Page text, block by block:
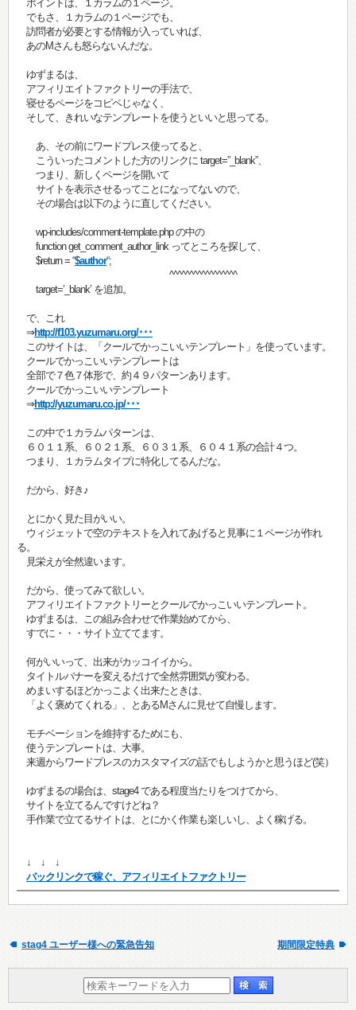
ポイントは、１カラムの１ページ。
でもさ、１カラムの１ページでも、
訪問者が必要とする情報が入っていれば、
あのMさんも怒らないんだな。
ゆずまるは、
アフィリエイトファクトリーの手法で、
寝せるページをコピペじゃなく、
そして、きれいなテンプレートを使うといいと思ってる。
あ、その前にワードプレス使ってると、
こういったコメントした方のリンクに target=”_blank”、
つまり、新しくページを開いて
サイトを表示させるってことになってないので、
その場合は以下のように直してください。
wp-includes/comment-template.php の中の
function get_comment_author_link ってところを探して、
$return = “$author“;
^^^^^^^^^^^^^^^^^
target=’_blank’ を追加。
で、これ
⇒http://f103.yuzumaru.org/･･･
このサイトは、「クールでかっこいいテンプレート」を使っています。
クールでかっこいいテンプレートは
全部で７色７体形で、約４９パターンあります。
クールでかっこいいテンプレート
⇒http://yuzumaru.co.jp/･･･
この中で１カラムパターンは、
６０１１系、６０２１系、６０３１系、６０４１系の合計４つ。
つまり、１カラムタイプに特化してるんだな。
だから、好き♪
とにかく見た目がいい。
ウィジェットで空のテキストを入れてあげると見事に１ページが作れ
る。
見栄えが全然違います。
だから、使ってみて欲しい。
アフィリエイトファクトリーとクールでかっこいいテンプレート。
ゆずまるは、この組み合わせで作業始めてから、
すでに・・・サイト立ててます。
何がいいって、出来がカッコイイから。
タイトルバナーを変えるだけで全然雰囲気が変わる。
めまいするほどかっこよく出来たときは、
「よく褒めてくれる」、とあるMさんに見せて自慢します。
モチベーションを維持するためにも、
使うテンプレートは、大事。
来週からワードプレスのカスタマイズの話でもしようかと思うほど(笑）
ゆずまるの場合は、stage4 である程度当たりをつけてから、
サイトを立てるんですけどね？
手作業で立てるサイトは、とにかく作業も楽しいし、よく稼げる。
↓ ↓ ↓
バックリンクで稼ぐ、アフィリエイトファクトリー
stag4 ユーザー様への緊急告知 期間限定特典